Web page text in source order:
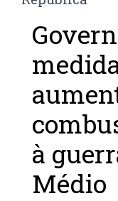
à
Médio